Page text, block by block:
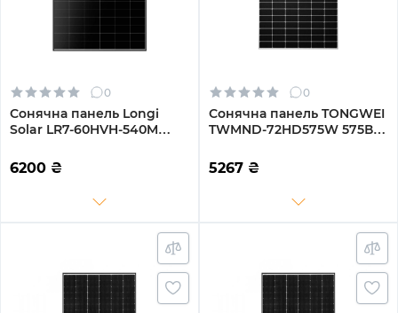
0
Сонячна панель Longi
Solar LR7-60HVH-540M
6200 ₴
0
Сонячна панель TONGWEI
TWMND-72HD575W 575Вт
5267 ₴